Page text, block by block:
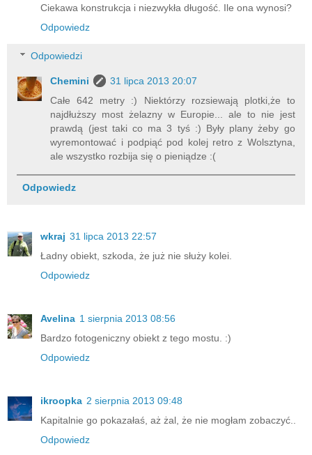
Ciekawa konstrukcja i niezwykła długość. Ile ona wynosi?
Odpowiedz
Odpowiedzi
Chemini
31 lipca 2013 20:07
Całe 642 metry :) Niektórzy rozsiewają plotki,że to
najdłuższy most żelazny w Europie... ale to nie jest
prawdą (jest taki co ma 3 tyś :) Były plany żeby go
wyremontować i podpiąć pod kolej retro z Wolsztyna,
ale wszystko rozbija się o pieniądze :(
Odpowiedz
wkraj 31 lipca 2013 22:57
Ładny obiekt, szkoda, że już nie służy kolei.
Odpowiedz
Avelina 1 sierpnia 2013 08:56
Bardzo fotogeniczny obiekt z tego mostu. :)
Odpowiedz
ikroopka 2 sierpnia 2013 09:48
Kapitalnie go pokazałaś, aż żal, że nie mogłam zobaczyć..
Odpowiedz